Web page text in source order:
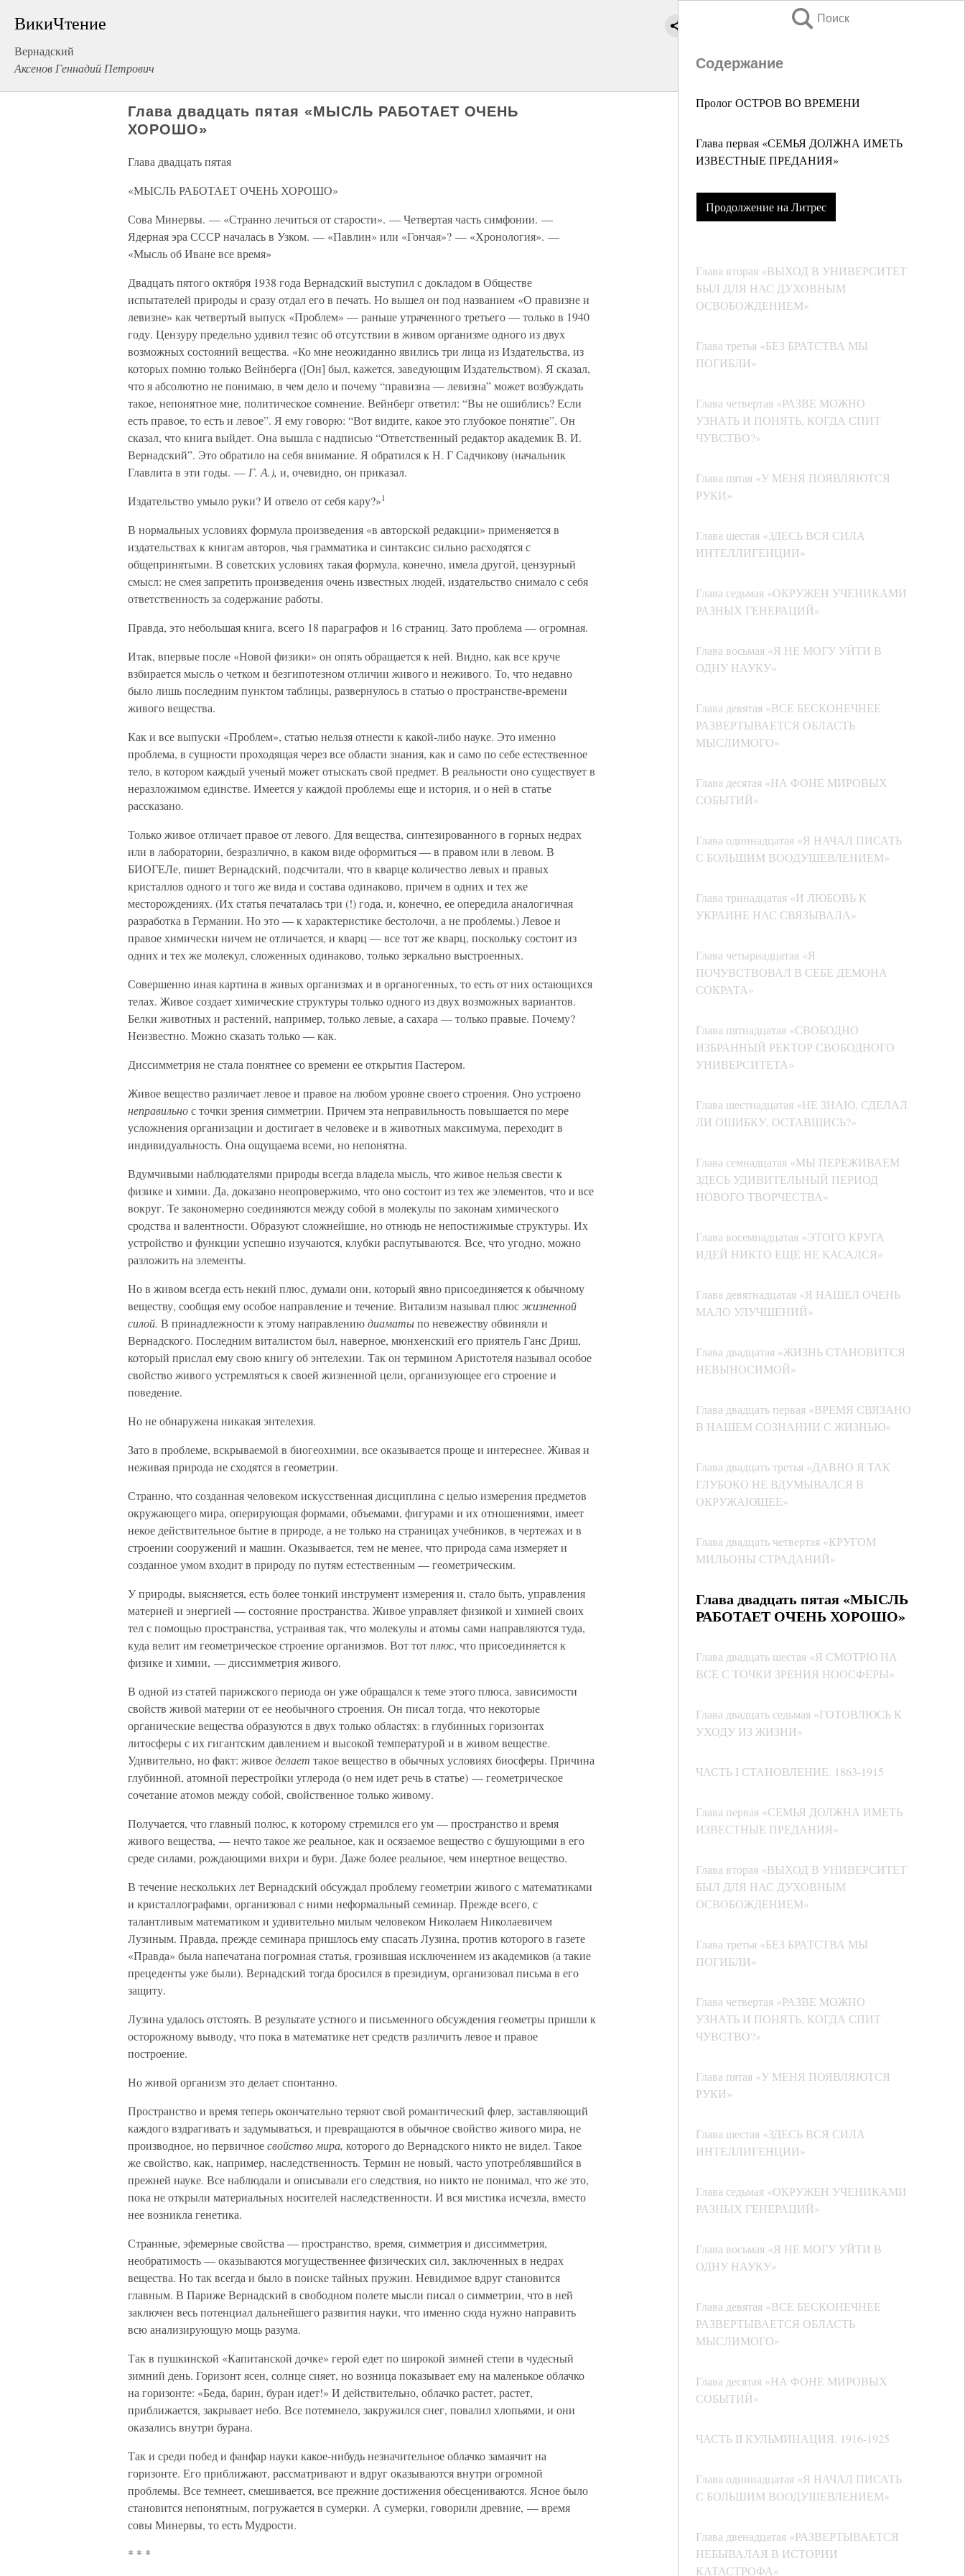
ВикиЧтение
Вернадский
Аксенов Геннадий Петрович
Поиск
Содержание
Пролог ОСТРОВ ВО ВРЕМЕНИ
Глава первая «СЕМЬЯ ДОЛЖНА ИМЕТЬ
ИЗВЕСТНЫЕ ПРЕДАНИЯ»
Продолжение на Литрес
Глава вторая «ВЫХОД В УНИВЕРСИТЕТ
БЫЛ ДЛЯ НАС ДУХОВНЫМ
ОСВОБОЖДЕНИЕМ»
Глава третья «БЕЗ БРАТСТВА МЫ
ПОГИБЛИ»
Глава четвертая «РАЗВЕ МОЖНО
УЗНАТЬ И ПОНЯТЬ, КОГДА СПИТ
ЧУВСТВО?»
Глава пятая «У МЕНЯ ПОЯВЛЯЮТСЯ
РУКИ»
Глава шестая «ЗДЕСЬ ВСЯ СИЛА
ИНТЕЛЛИГЕНЦИИ»
Глава седьмая «ОКРУЖЕН УЧЕНИКАМИ
РАЗНЫХ ГЕНЕРАЦИЙ»
Глава восьмая «Я НЕ МОГУ УЙТИ В
ОДНУ НАУКУ»
Глава девятая «ВСЕ БЕСКОНЕЧНЕЕ
РАЗВЕРТЫВАЕТСЯ ОБЛАСТЬ
МЫСЛИМОГО»
Глава десятая «НА ФОНЕ МИРОВЫХ
СОБЫТИЙ»
Глава одиннадцатая «Я НАЧАЛ ПИСАТЬ
С БОЛЬШИМ ВООДУШЕВЛЕНИЕМ»
Глава тринадцатая «И ЛЮБОВЬ К
УКРАИНЕ НАС СВЯЗЫВАЛА»
Глава четырнадцатая «Я
ПОЧУВСТВОВАЛ В СЕБЕ ДЕМОНА
СОКРАТА»
Глава пятнадцатая «СВОБОДНО
ИЗБРАННЫЙ РЕКТОР СВОБОДНОГО
УНИВЕРСИТЕТА»
Глава шестнадцатая «НЕ ЗНАЮ, СДЕЛАЛ
ЛИ ОШИБКУ, ОСТАВШИСЬ?»
Глава семнадцатая «МЫ ПЕРЕЖИВАЕМ
ЗДЕСЬ УДИВИТЕЛЬНЫЙ ПЕРИОД
НОВОГО ТВОРЧЕСТВА»
Глава восемнадцатая «ЭТОГО КРУГА
ИДЕЙ НИКТО ЕЩЕ НЕ КАСАЛСЯ»
Глава девятнадцатая «Я НАШЕЛ ОЧЕНЬ
МАЛО УЛУЧШЕНИЙ»
Глава двадцатая «ЖИЗНЬ СТАНОВИТСЯ
НЕВЫНОСИМОЙ»
Глава двадцать первая «ВРЕМЯ СВЯЗАНО
В НАШЕМ СОЗНАНИИ С ЖИЗНЬЮ»
Глава двадцать третья «ДАВНО Я ТАК
ГЛУБОКО НЕ ВДУМЫВАЛСЯ В
ОКРУЖАЮЩЕЕ»
Глава двадцать четвертая «КРУГОМ
МИЛЬОНЫ СТРАДАНИЙ»
Глава двадцать пятая «МЫСЛЬ
РАБОТАЕТ ОЧЕНЬ ХОРОШО»
Глава двадцать шестая «Я СМОТРЮ НА
ВСЕ С ТОЧКИ ЗРЕНИЯ НООСФЕРЫ»
Глава двадцать седьмая «ГОТОВЛЮСЬ К
УХОДУ ИЗ ЖИЗНИ»
ЧАСТЬ I СТАНОВЛЕНИЕ. 1863-1915
Глава первая «СЕМЬЯ ДОЛЖНА ИМЕТЬ
ИЗВЕСТНЫЕ ПРЕДАНИЯ»
Глава вторая «ВЫХОД В УНИВЕРСИТЕТ
БЫЛ ДЛЯ НАС ДУХОВНЫМ
ОСВОБОЖДЕНИЕМ»
Глава третья «БЕЗ БРАТСТВА МЫ
ПОГИБЛИ»
Глава четвертая «РАЗВЕ МОЖНО
УЗНАТЬ И ПОНЯТЬ, КОГДА СПИТ
ЧУВСТВО?»
Глава пятая «У МЕНЯ ПОЯВЛЯЮТСЯ
РУКИ»
Глава шестая «ЗДЕСЬ ВСЯ СИЛА
ИНТЕЛЛИГЕНЦИИ»
Глава седьмая «ОКРУЖЕН УЧЕНИКАМИ
РАЗНЫХ ГЕНЕРАЦИЙ»
Глава восьмая «Я НЕ МОГУ УЙТИ В
ОДНУ НАУКУ»
Глава девятая «ВСЕ БЕСКОНЕЧНЕЕ
РАЗВЕРТЫВАЕТСЯ ОБЛАСТЬ
МЫСЛИМОГО»
Глава десятая «НА ФОНЕ МИРОВЫХ
СОБЫТИЙ»
ЧАСТЬ II КУЛЬМИНАЦИЯ. 1916-1925
Глава одиннадцатая «Я НАЧАЛ ПИСАТЬ
С БОЛЬШИМ ВООДУШЕВЛЕНИЕМ»
Глава двенадцатая «РАЗВЕРТЫВАЕТСЯ
НЕБЫВАЛАЯ В ИСТОРИИ
КАТАСТРОФА»
Глава двадцать пятая «МЫСЛЬ РАБОТАЕТ ОЧЕНЬ
ХОРОШО»
Глава двадцать пятая
«МЫСЛЬ РАБОТАЕТ ОЧЕНЬ ХОРОШО»
Сова Минервы. — «Странно лечиться от старости». — Четвертая часть симфонии. —
Ядерная эра СССР началась в Узком. — «Павлин» или «Гончая»? — «Хронология». —
«Мысль об Иване все время»
Двадцать пятого октября 1938 года Вернадский выступил с докладом в Обществе
испытателей природы и сразу отдал его в печать. Но вышел он под названием «О правизне и
левизне» как четвертый выпуск «Проблем» — раньше утраченного третьего — только в 1940
году. Цензуру предельно удивил тезис об отсутствии в живом организме одного из двух
возможных состояний вещества. «Ко мне неожиданно явились три лица из Издательства, из
которых помню только Вейнберга ([Он] был, кажется, заведующим Издательством). Я сказал,
что я абсолютно не понимаю, в чем дело и почему “правизна — левизна” может возбуждать
такое, непонятное мне, политическое сомнение. Вейнберг ответил: “Вы не ошиблись? Если
есть правое, то есть и левое”. Я ему говорю: “Вот видите, какое это глубокое понятие”. Он
сказал, что книга выйдет. Она вышла с надписью “Ответственный редактор академик В. И.
Вернадский”. Это обратило на себя внимание. Я обратился к Н. Г Садчикову (начальник
Главлита в эти годы. — Г. А.), и, очевидно, он приказал.
Издательство умыло руки? И отвело от себя кару?»1
В нормальных условиях формула произведения «в авторской редакции» применяется в
издательствах к книгам авторов, чья грамматика и синтаксис сильно расходятся с
общепринятыми. В советских условиях такая формула, конечно, имела другой, цензурный
смысл: не смея запретить произведения очень известных людей, издательство снимало с себя
ответственность за содержание работы.
Правда, это небольшая книга, всего 18 параграфов и 16 страниц. Зато проблема — огромная.
Итак, впервые после «Новой физики» он опять обращается к ней. Видно, как все круче
взбирается мысль о четком и безгипотезном отличии живого и неживого. То, что недавно
было лишь последним пунктом таблицы, развернулось в статью о пространстве-времени
живого вещества.
Как и все выпуски «Проблем», статью нельзя отнести к какой-либо науке. Это именно
проблема, в сущности проходящая через все области знания, как и само по себе естественное
тело, в котором каждый ученый может отыскать свой предмет. В реальности оно существует в
неразложимом единстве. Имеется у каждой проблемы еще и история, и о ней в статье
рассказано.
Только живое отличает правое от левого. Для вещества, синтезированного в горных недрах
или в лаборатории, безразлично, в каком виде оформиться — в правом или в левом. В
БИОГЕЛе, пишет Вернадский, подсчитали, что в кварце количество левых и правых
кристаллов одного и того же вида и состава одинаково, причем в одних и тех же
месторождениях. (Их статья печаталась три (!) года, и, конечно, ее опередила аналогичная
разработка в Германии. Но это — к характеристике бестолочи, а не проблемы.) Левое и
правое химически ничем не отличается, и кварц — все тот же кварц, поскольку состоит из
одних и тех же молекул, сложенных одинаково, только зеркально выстроенных.
Совершенно иная картина в живых организмах и в органогенных, то есть от них остающихся
телах. Живое создает химические структуры только одного из двух возможных вариантов.
Белки животных и растений, например, только левые, а сахара — только правые. Почему?
Неизвестно. Можно сказать только — как.
Диссимметрия не стала понятнее со времени ее открытия Пастером.
Живое вещество различает левое и правое на любом уровне своего строения. Оно устроено
неправильнос точки зрения симметрии. Причем эта неправильность повышается по мере
усложнения организации и достигает в человеке и в животных максимума, переходит в
индивидуальность. Она ощущаема всеми, но непонятна.
Вдумчивыми наблюдателями природы всегда владела мысль, что живое нельзя свести к
физике и химии. Да, доказано неопровержимо, что оно состоит из тех же элементов, что и все
вокруг. Те закономерно соединяются между собой в молекулы по законам химического
сродства и валентности. Образуют сложнейшие, но отнюдь не непостижимые структуры. Их
устройство и функции успешно изучаются, клубки распутываются. Все, что угодно, можно
разложить на элементы.
Но в живом всегда есть некий плюс, думали они, который явно присоединяется к обычному
веществу, сообщая ему особое направление и течение. Витализм называл плюсжизненной
силой. В принадлежности к этому направлениюдиаматыпо невежеству обвиняли и
Вернадского. Последним виталистом был, наверное, мюнхенский его приятель Ганс Дриш,
который прислал ему свою книгу об энтелехии. Так он термином Аристотеля называл особое
свойство живого устремляться к своей жизненной цели, организующее его строение и
поведение.
Но не обнаружена никакая энтелехия.
Зато в проблеме, вскрываемой в биогеохимии, все оказывается проще и интереснее. Живая и
неживая природа не сходятся в геометрии.
Странно, что созданная человеком искусственная дисциплина с целью измерения предметов
окружающего мира, оперирующая формами, объемами, фигурами и их отношениями, имеет
некое действительное бытие в природе, а не только на страницах учебников, в чертежах и в
строении сооружений и машин. Оказывается, тем не менее, что природа сама измеряет и
созданное умом входит в природу по путям естественным — геометрическим.
У природы, выясняется, есть более тонкий инструмент измерения и, стало быть, управления
материей и энергией — состояние пространства. Живое управляет физикой и химией своих
тел с помощью пространства, устраивая так, что молекулы и атомы сами направляются туда,
куда велит им геометрическое строение организмов. Вот тотплюс, что присоединяется к
физике и химии, — диссимметрия живого.
В одной из статей парижского периода он уже обращался к теме этого плюса, зависимости
свойств живой материи от ее необычного строения. Он писал тогда, что некоторые
органические вещества образуются в двух только областях: в глубинных горизонтах
литосферы с их гигантским давлением и высокой температурой и в живом веществе.
Удивительно, но факт: живоеделает такое вещество в обычных условиях биосферы. Причина
глубинной, атомной перестройки углерода (о нем идет речь в статье) — геометрическое
сочетание атомов между собой, свойственное только живому.
Получается, что главный полюс, к которому стремился его ум — пространство и время
живого вещества, — нечто такое же реальное, как и осязаемое вещество с бушующими в его
среде силами, рождающими вихри и бури. Даже более реальное, чем инертное вещество.
В течение нескольких лет Вернадский обсуждал проблему геометрии живого с математиками
и кристаллографами, организовал с ними неформальный семинар. Прежде всего, с
талантливым математиком и удивительно милым человеком Николаем Николаевичем
Лузиным. Правда, прежде семинара пришлось ему спасать Лузина, против которого в газете
«Правда» была напечатана погромная статья, грозившая исключением из академиков (а такие
прецеденты уже были). Вернадский тогда бросился в президиум, организовал письма в его
защиту.
Лузина удалось отстоять. В результате устного и письменного обсуждения геометры пришли к
осторожному выводу, что пока в математике нет средств различить левое и правое
построение.
Но живой организм это делает спонтанно.
Пространство и время теперь окончательно теряют свой романтический флер, заставляющий
каждого вздрагивать и задумываться, и превращаются в обычное свойство живого мира, не
производное, но первичноесвойство мира, которого до Вернадского никто не видел. Такое
же свойство, как, например, наследственность. Термин не новый, часто употреблявшийся в
прежней науке. Все наблюдали и описывали его следствия, но никто не понимал, что же это,
пока не открыли материальных носителей наследственности. И вся мистика исчезла, вместо
нее возникла генетика.
Странные, эфемерные свойства — пространство, время, симметрия и диссимметрия,
необратимость — оказываются могущественнее физических сил, заключенных в недрах
вещества. Но так всегда и было в поиске тайных пружин. Невидимое вдруг становится
главным. В Париже Вернадский в свободном полете мысли писал о симметрии, что в ней
заключен весь потенциал дальнейшего развития науки, что именно сюда нужно направить
всю анализирующую мощь разума.
Так в пушкинской «Капитанской дочке» герой едет по широкой зимней степи в чудесный
зимний день. Горизонт ясен, солнце сияет, но возница показывает ему на маленькое облачко
на горизонте: «Беда, барин, буран идет!» И действительно, облачко растет, растет,
приближается, закрывает небо. Все потемнело, закружился снег, повалил хлопьями, и они
оказались внутри бурана.
Так и среди побед и фанфар науки какое-нибудь незначительное облачко замаячит на
горизонте. Его приближают, рассматривают и вдруг оказываются внутри огромной
проблемы. Все темнеет, смешивается, все прежние достижения обесцениваются. Ясное было
становится непонятным, погружается в сумерки. А сумерки, говорили древние, — время
совы Минервы, то есть Мудрости.
* * *